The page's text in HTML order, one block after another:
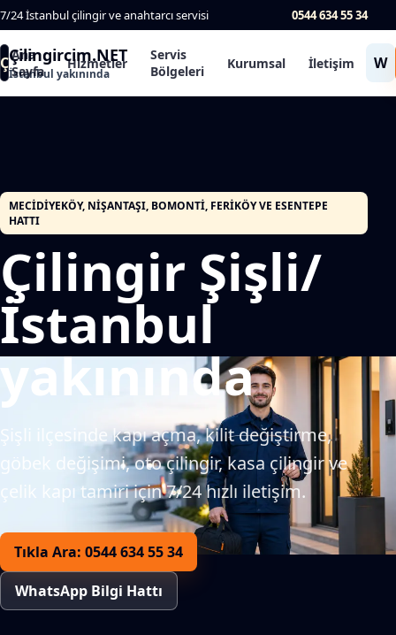
7/24 İstanbul çilingir ve anahtarcı servisi 0544 634 55 34
ÇÇilingircim.NET
İstanbul yakınında
Ana
Sayfa
Hizmetler
Servis
Bölgeleri
Kurumsal İletişim W
MECIDIYEKÖY, NIŞANTAŞI, BOMONTI, FERIKÖY VE ESENTEPE
HATTI
Çilingir Şişli/
İstanbul
yakınında
Şişli ilçesinde kapı açma, kilit değiştirme,
göbek değişimi, oto çilingir, kasa çilingir ve
çelik kapı tamiri için 7/24 hızlı iletişim.
Tıkla Ara: 0544 634 55 34
WhatsApp Bilgi Hattı